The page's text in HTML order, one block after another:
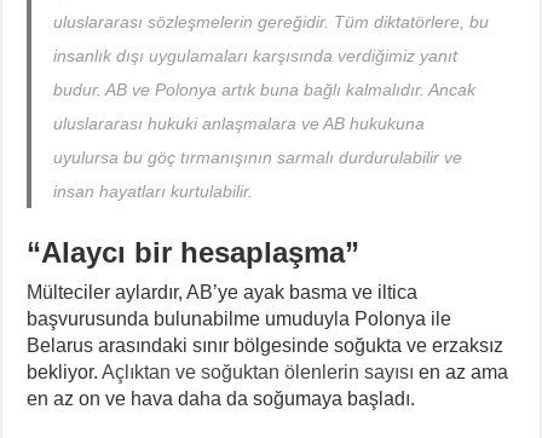
uluslararası sözleşmelerin gereğidir. Tüm diktatörlere, bu
insanlık dışı uygulamaları karşısında verdiğimiz yanıt
budur. AB ve Polonya artık buna bağlı kalmalıdır. Ancak
uluslararası hukuki anlaşmalara ve AB hukukuna
uyulursa bu göç tırmanışının sarmalı durdurulabilir ve
insan hayatları kurtulabilir.
“Alaycı bir hesaplaşma”
Mülteciler aylardır, AB’ye ayak basma ve iltica
başvurusunda bulunabilme umuduyla Polonya ile
Belarus arasındaki sınır bölgesinde soğukta ve erzaksız
bekliyor.Açlıktan ve soğuktan ölenlerin sayısı en az ama
en az on ve hava daha da soğumaya başladı.